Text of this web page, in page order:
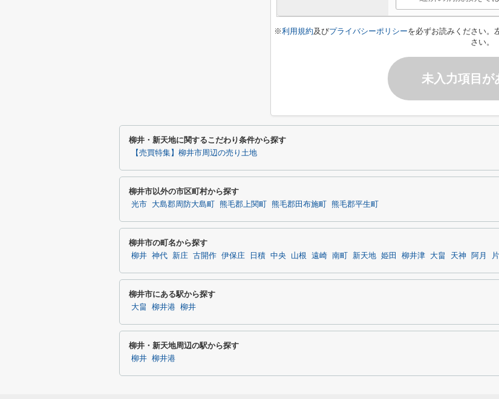
※利用規約及びプライバシーポリシーを必ずお読みください。
さい。
未入力項目が
柳井・新天地に関するこだわり条件から探す
【売買特集】柳井市周辺の売り土地
柳井市以外の市区町村から探す
光市 大島郡周防大島町 熊毛郡上関町 熊毛郡田布施町 熊毛郡平生町
柳井市の町名から探す
柳井 神代 新庄 古開作 伊保庄 日積 中央 山根 遠崎 南町 新天地 姫田 柳井津 大畠 天神 阿月
柳井市にある駅から探す
大畠 柳井港 柳井
柳井・新天地周辺の駅から探す
柳井 柳井港